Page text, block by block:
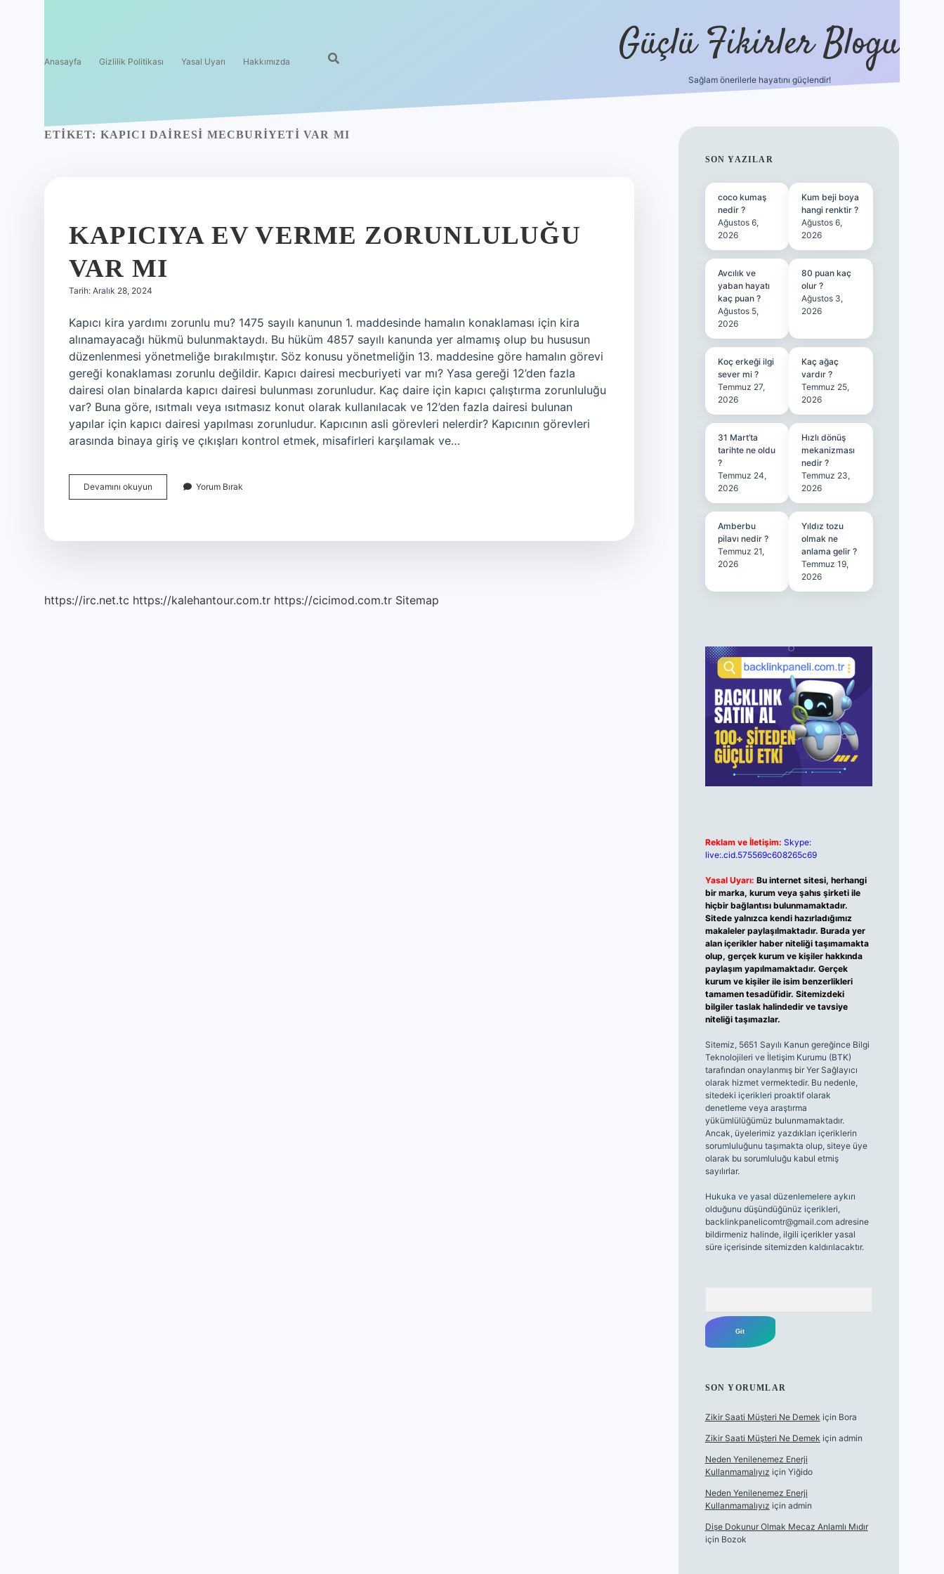
Anasayfa Gizlilik Politikası Yasal Uyarı Hakkımızda Güçlü Fikirler Blogu
Sağlam önerilerle hayatını güçlendir!
ETIKET: KAPICI DAIRESI MECBURIYETI VAR MI
KAPICIYA EV VERME ZORUNLULUĞU
VAR MI
Tarih: Aralık 28, 2024
Kapıcı kira yardımı zorunlu mu? 1475 sayılı kanunun 1. maddesinde hamalın konaklaması için kira
alınamayacağı hükmü bulunmaktaydı. Bu hüküm 4857 sayılı kanunda yer almamış olup bu hususun
düzenlenmesi yönetmeliğe bırakılmıştır. Söz konusu yönetmeliğin 13. maddesine göre hamalın görevi
gereği konaklaması zorunlu değildir. Kapıcı dairesi mecburiyeti var mı? Yasa gereği 12’den fazla
dairesi olan binalarda kapıcı dairesi bulunması zorunludur. Kaç daire için kapıcı çalıştırma zorunluluğu
var? Buna göre, ısıtmalı veya ısıtmasız konut olarak kullanılacak ve 12’den fazla dairesi bulunan
yapılar için kapıcı dairesi yapılması zorunludur. Kapıcının asli görevleri nelerdir? Kapıcının görevleri
arasında binaya giriş ve çıkışları kontrol etmek, misafirleri karşılamak ve…
Devamını okuyun Kapıcıya
Ev
Yorum Bırak
https://irc.net.tc https://kalehantour.com.tr https://cicimod.com.tr Sitemap
SIDEBAR
SON YAZILAR
coco kumaş
nedir ?
Ağustos 6,
2026
Kum beji boya
hangi renktir ?
Ağustos 6,
2026
Avcılık ve
yaban hayatı
kaç puan ?
Ağustos 5,
2026
80 puan kaç
olur ?
Ağustos 3,
2026
Koç erkeği ilgi
sever mi ?
Temmuz 27,
2026
Kaç ağaç
vardır ?
Temmuz 25,
2026
31 Mart’ta
tarihte ne oldu
?
Temmuz 24,
2026
Hızlı dönüş
mekanizması
nedir ?
Temmuz 23,
2026
Amberbu
pilavı nedir ?
Temmuz 21,
2026
Yıldız tozu
olmak ne
anlama gelir ?
Temmuz 19,
2026
Reklam ve İletişim: Skype:
live:.cid.575569c608265c69
Yasal Uyarı: Bu internet sitesi, herhangi
bir marka, kurum veya şahıs şirketi ile
hiçbir bağlantısı bulunmamaktadır.
Sitede yalnızca kendi hazırladığımız
makaleler paylaşılmaktadır. Burada yer
alan içerikler haber niteliği taşımamakta
olup, gerçek kurum ve kişiler hakkında
paylaşım yapılmamaktadır. Gerçek
kurum ve kişiler ile isim benzerlikleri
tamamen tesadüfidir. Sitemizdeki
bilgiler taslak halindedir ve tavsiye
niteliği taşımazlar.
Sitemiz, 5651 Sayılı Kanun gereğince Bilgi
Teknolojileri ve İletişim Kurumu (BTK)
tarafından onaylanmış bir Yer Sağlayıcı
olarak hizmet vermektedir. Bu nedenle,
sitedeki içerikleri proaktif olarak
denetleme veya araştırma
yükümlülüğümüz bulunmamaktadır.
Ancak, üyelerimiz yazdıkları içeriklerin
sorumluluğunu taşımakta olup, siteye üye
olarak bu sorumluluğu kabul etmiş
sayılırlar.
Hukuka ve yasal düzenlemelere aykırı
olduğunu düşündüğünüz içerikleri,
backlinkpanelicomtr@gmail.comadresine
bildirmeniz halinde, ilgili içerikler yasal
süre içerisinde sitemizden kaldırılacaktır.
SON YORUMLAR
Zikir Saati Müşteri Ne Demek için Bora
Zikir Saati Müşteri Ne Demek için admin
Neden Yenilenemez Enerji
Kullanmamalıyız için Yiğido
Neden Yenilenemez Enerji
Kullanmamalıyız için admin
Dişe Dokunur Olmak Mecaz Anlamlı Mıdır
için Bozok
ilbet bahis sitesi